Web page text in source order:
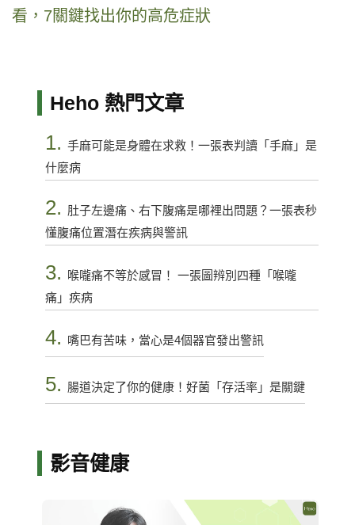
看，7關鍵找出你的高危症狀
Heho 熱門文章
1. 手麻可能是身體在求救！一張表判讀「手麻」是
什麼病
2. 肚子左邊痛、右下腹痛是哪裡出問題？一張表秒
懂腹痛位置潛在疾病與警訊
3.
喉嚨痛不等於感冒！ 一張圖辨別四種「喉嚨
痛」疾病
4. 嘴巴有苦味，當心是4個器官發出警訊
5. 腸道決定了你的健康！好菌「存活率」是關鍵
影音健康